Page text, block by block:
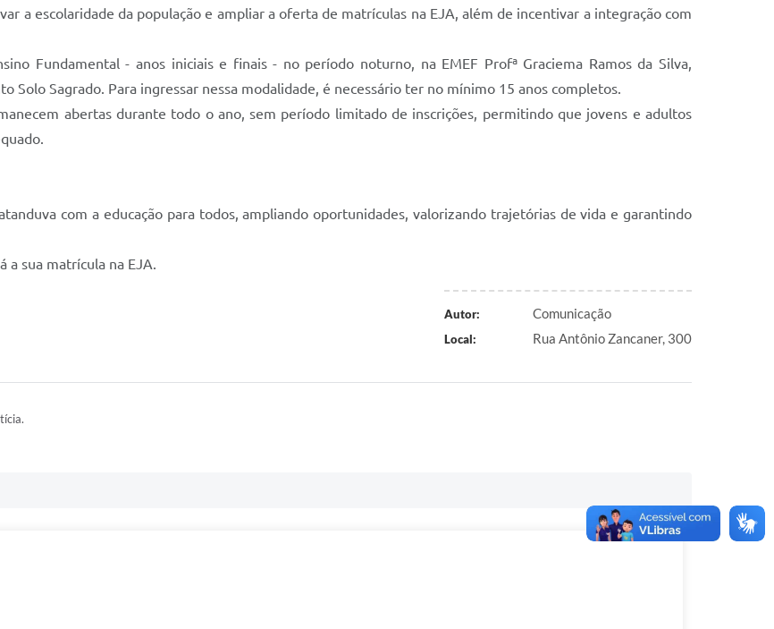
a escolaridade da população e ampliar a oferta de matrículas na EJA, além de incentivar a integração com
Fundamental - anos iniciais e finais - no período noturno, na EMEF Profª Graciema Ramos da Silva,
Solo Sagrado. Para ingressar nessa modalidade, é necessário ter no mínimo 15 anos completos.
abertas durante todo o ano, sem período limitado de inscrições, permitindo que jovens e adultos
com a educação para todos, ampliando oportunidades, valorizando trajetórias de vida e garantindo
a sua matrícula na EJA.
Autor: Comunicação
Local: Rua Antônio Zancaner, 300